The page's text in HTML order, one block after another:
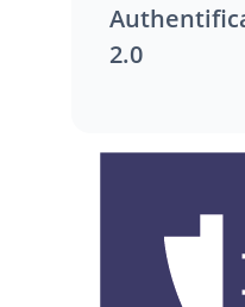
Authentification OAUTH
2.0